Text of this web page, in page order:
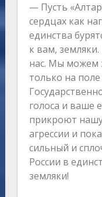
— Пусть
сердцах как
единства
к вам, земляки.
нас. Мы можем
только на
голоса и ваше
прикроют
агрессии и
сильный и
России в
земляки!